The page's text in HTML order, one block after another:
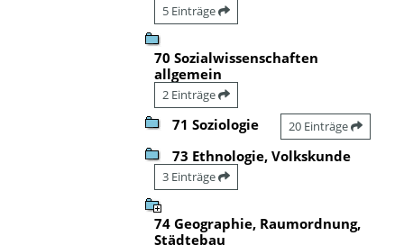
5 Einträge
70 Sozialwissenschaften
allgemein
2 Einträge
71 Soziologie 20 Einträge
73 Ethnologie, Volkskunde
3 Einträge
74 Geographie, Raumordnung,
Städtebau